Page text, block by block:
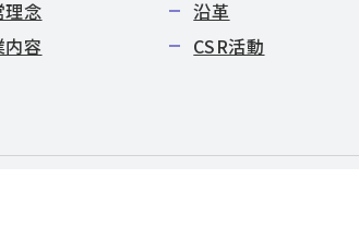
理念
沿革
容
CSR活動